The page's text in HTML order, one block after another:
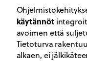
käytännöt
avoimen että
Tietoturva
alkaen, ei